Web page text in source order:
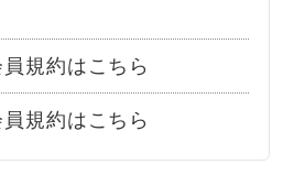
規約はこちら
規約はこちら